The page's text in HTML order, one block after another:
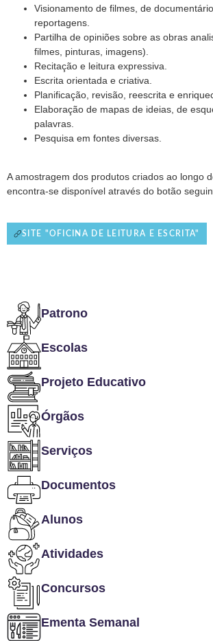
Visionamento de filmes, de
reportagens.
Partilha de opiniões sobre as obras
filmes, pinturas, imagens).
Recitação e leitura expressiva.
Escrita orientada e criativa.
Planificação, revisão, reescrita e
Elaboração de mapas de ideias, de
palavras.
Pesquisa em fontes diversas.
A amostragem dos produtos criados ao longo
encontra-se disponível através do botão
SITE "OFICINA DE LEITURA E ESCRITA"
Patrono
Escolas
Projeto Educativo
Órgãos
Serviços
Documentos
Alunos
Atividades
Concursos
Ementa Semanal